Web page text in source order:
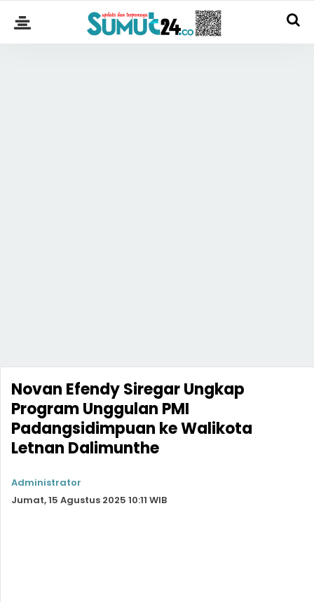
Novan Efendy Siregar Ungkap
Program Unggulan PMI
Padangsidimpuan ke Walikota
Letnan Dalimunthe
Administrator
Jumat, 15 Agustus 2025 10:11 WIB